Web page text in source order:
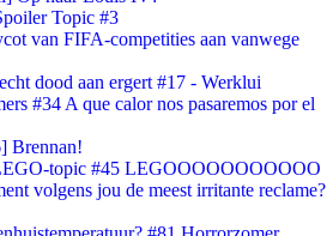
Topic #3
van FIFA-competities aan vanwege
dood aan ergert #17 - Werklui
#34 A que calor nos pasaremos por el
Brennan!
topic #45 LEGOOOOOOOOOOO
volgens jou de meest irritante reclame?